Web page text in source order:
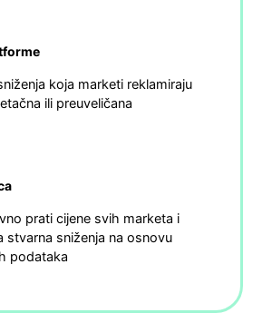
koja marketi reklamiraju
ili preuveličana
prati cijene svih marketa i
stvarna sniženja na osnovu
podataka